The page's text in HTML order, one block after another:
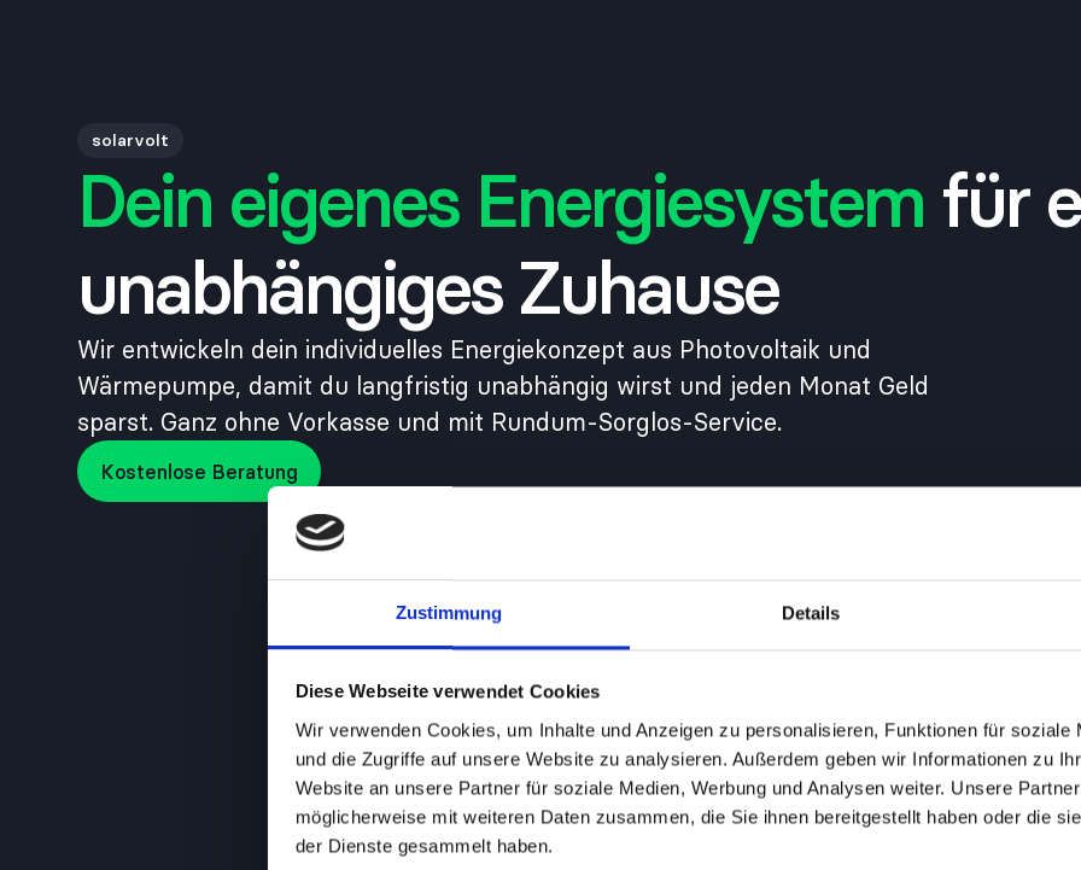
Zustimmung Details
Diese Webseite verwendet Cookies
Wir verwenden Cookies, um Inhalte und Anzeigen zu personalisieren, Funktionen für soziale
und die Zugriffe auf unsere Website zu analysieren. Außerdem geben wir Informationen zu
Website an unsere Partner für soziale Medien, Werbung und Analysen weiter. Unsere
möglicherweise mit weiteren Daten zusammen, die Sie ihnen bereitgestellt haben oder die
der Dienste gesammelt haben.
solarvolt
Dein eigenes Energiesystem für
unabhängiges Zuhause
Wir entwickeln dein individuelles Energiekonzept aus Photovoltaik und
Wärmepumpe, damit du langfristig unabhängig wirst und jeden Monat Geld
sparst. Ganz ohne Vorkasse und mit Rundum-Sorglos-Service.
Kostenlose Beratung
Kostenlose Beratung